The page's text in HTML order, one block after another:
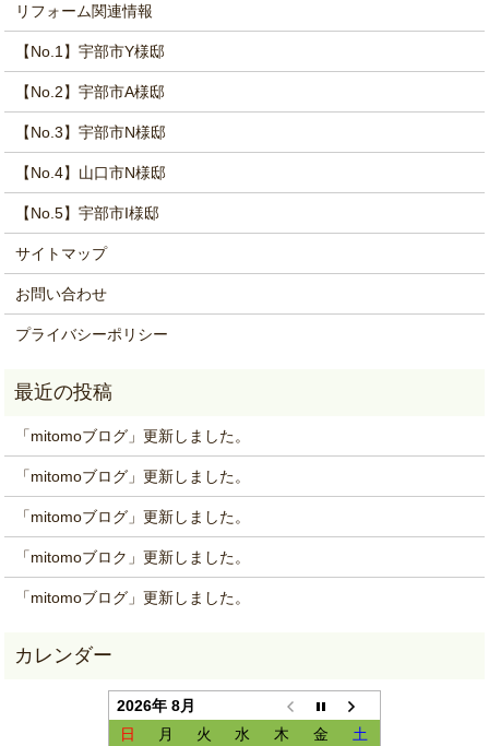
リフォーム関連情報
【No.1】宇部市Y様邸
【No.2】宇部市A様邸
【No.3】宇部市N様邸
【No.4】山口市N様邸
【No.5】宇部市I様邸
サイトマップ
お問い合わせ
プライバシーポリシー
「mitomoブログ」更新しました。
「mitomoブログ」更新しました。
「mitomoブログ」更新しました。
「mitomoブロク」更新しました。
「mitomoブログ」更新しました。
2026年 8月
日
月 火 水 木 金
土